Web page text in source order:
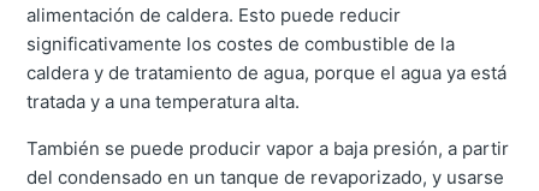
alimentación de caldera. Esto puede reducir
significativamente los costes de combustible de la
caldera y de tratamiento de agua, porque el agua ya está
tratada y a una temperatura alta.
También se puede producir vapor a baja presión, a partir
del condensado en un tanque de revaporizado, y usarse